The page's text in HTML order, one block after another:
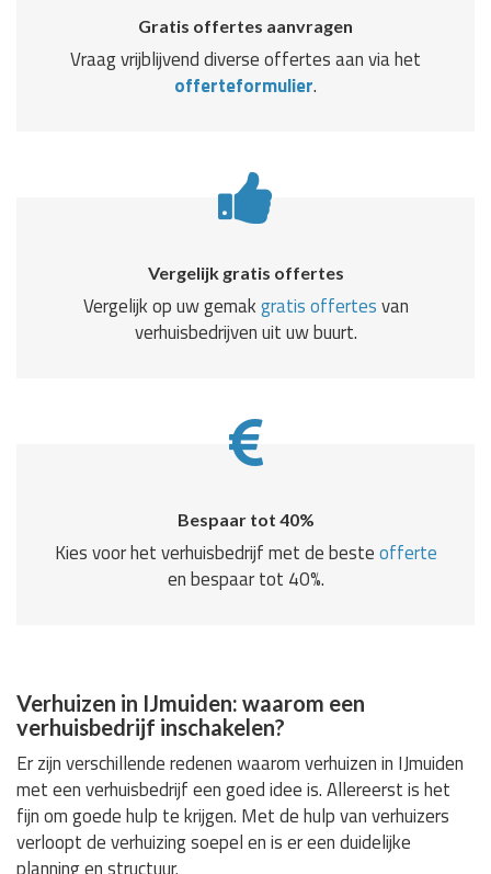
Gratis offertes aanvragen
Vraag vrijblijvend diverse offertes aan via het
offerteformulier.
Vergelijk gratis offertes
Vergelijk op uw gemakgratis offertesvan
verhuisbedrijven uit uw buurt.
Bespaar tot 40%
Kies voor het verhuisbedrijf met de besteofferte
en bespaar tot 40%.
Verhuizen in IJmuiden: waarom een
verhuisbedrijf inschakelen?
Er zijn verschillende redenen waarom verhuizen in IJmuiden
met een verhuisbedrijf een goed idee is. Allereerst is het
fijn om goede hulp te krijgen. Met de hulp van verhuizers
verloopt de verhuizing soepel en is er een duidelijke